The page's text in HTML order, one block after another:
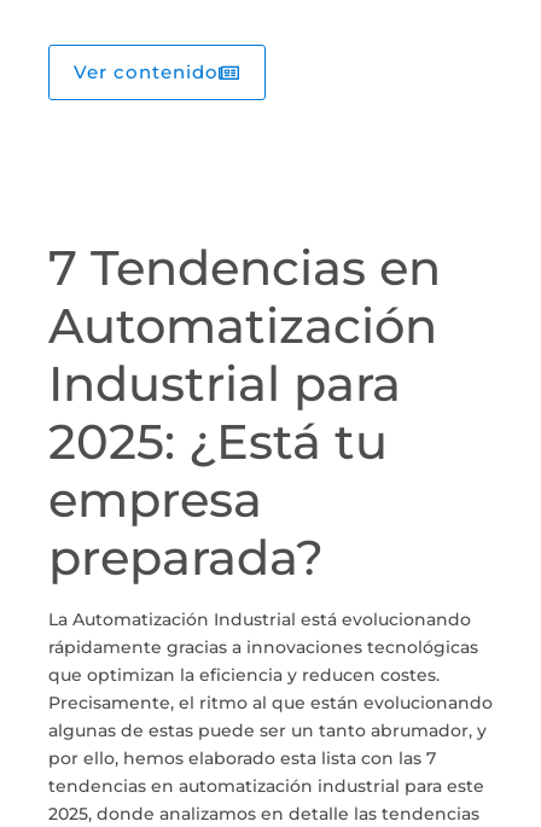
Ver contenido
7 Tendencias en
Automatización
Industrial para
2025: ¿Está tu
empresa
preparada?
La Automatización Industrial está evolucionando
rápidamente gracias a innovaciones tecnológicas
que optimizan la eficiencia y reducen costes.
Precisamente, el ritmo al que están evolucionando
algunas de estas puede ser un tanto abrumador, y
por ello, hemos elaborado esta lista con las 7
tendencias en automatización industrial para este
2025, donde analizamos en detalle las tendencias